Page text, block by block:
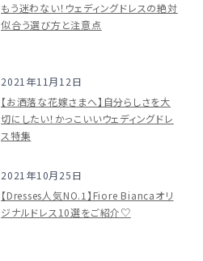
もう迷わない！ウェディングドレスの絶対
似合う選び方と注意点
2021年11月12日
【お洒落な花嫁さまへ】自分らしさを大
切にしたい！かっこいいウェディングドレ
ス特集
2021年10月25日
【Dresses人気NO.1】Fiore Biancaオリ
ジナルドレス10選をご紹介♡